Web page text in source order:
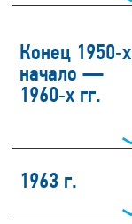
Конец 1950‑х
начало —
1960‑х гг.
1963 г.